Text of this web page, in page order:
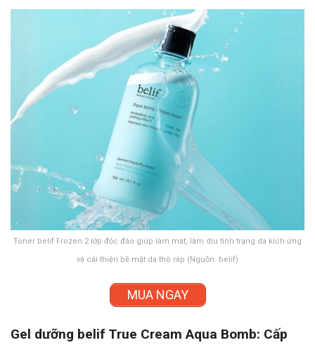
Toner belif Frozen 2 lớp độc đáo giúp làm mát, làm dịu tình trạng da kích ứng
và cải thiện bề mặt da thô ráp (Nguồn: belif)
MUA NGAY
Gel dưỡng belif True Cream Aqua Bomb: Cấp